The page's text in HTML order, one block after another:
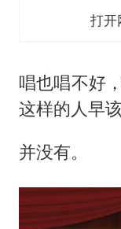
打开
唱也唱不好
这样的人早
并没有。